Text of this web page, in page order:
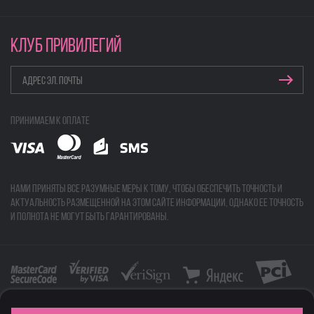
КЛУБ ПРИВИЛЕГИЙ
Принимаем к оплате
Нами приняты все разумные меры к тому, чтобы обеспечить точность и
актуальность размещенной на этом сайте информации, однако ее точность
и полнота не могут быть гарантированы.